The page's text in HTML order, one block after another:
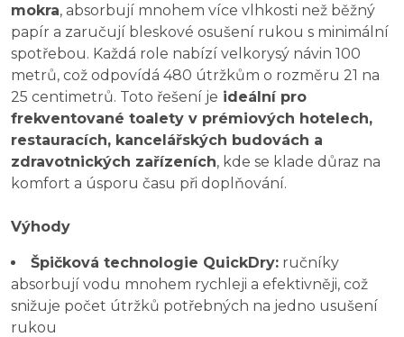
mokra, absorbují mnohem více vlhkosti než běžný
papír a zaručují bleskové osušení rukou s minimální
spotřebou. Každá role nabízí velkorysý návin 100
metrů, což odpovídá 480 útržkům o rozměru 21 na
25 centimetrů. Toto řešení je ideální pro
frekventované toalety v prémiových hotelech,
restauracích, kancelářských budovách a
zdravotnických zařízeních, kde se klade důraz na
komfort a úsporu času při doplňování.
Výhody
Špičková technologie QuickDry: ručníky
absorbují vodu mnohem rychleji a efektivněji, což
snižuje počet útržků potřebných na jedno usušení
rukou